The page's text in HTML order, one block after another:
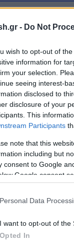
- Do Not
wish to opt-out of
information for
your selection.
seeing interest-
disclosed to
disclosure of your
This
Participants
note that this
including but
consent to Google
Google consent
Personal Data
I want to opt-out of the
Opted In
στην
- Χιλιάδες
το
του βιολογικού